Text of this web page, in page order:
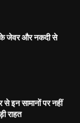
के जेवर और नकदी से
इन सामानों पर नहीं
राहत